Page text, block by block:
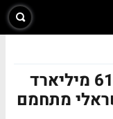
אנדוריל מזנקת לשווי של 61 מיליארד
מתחמם